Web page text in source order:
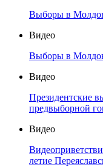
Выборы в
Видео
Выборы в
Видео
Президентские
предвыборной
Видео
летие